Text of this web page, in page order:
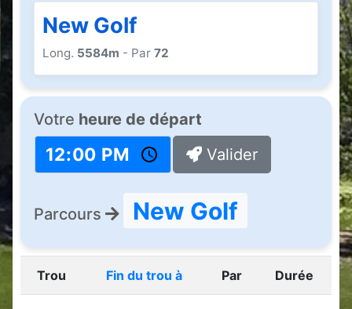
New Golf
Long. 5584m - Par 72
Votre heure de départ
Valider
Parcours New Golf
Trou Fin du trou à Par Durée